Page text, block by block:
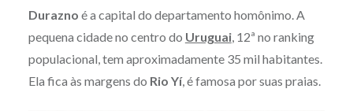
Durazno é a capital do departamento homônimo. A
pequena cidade no centro do Uruguai, 12ª no ranking
populacional, tem aproximadamente 35 mil habitantes.
Ela fica às margens do Rio Yí, é famosa por suas praias.